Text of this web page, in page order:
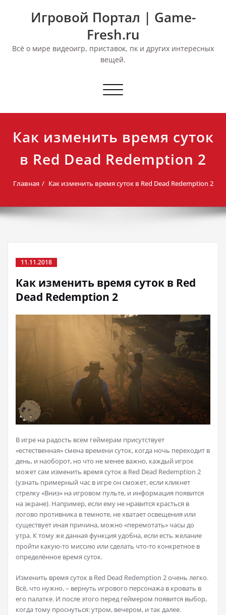
Игровой Портал | Game-
Fresh.ru
Всё о мире видеоигр, приставок, пк и других интересных
вещей.
Переключить
Как изменить время суток
в Red Dead Redemption 2
Главная Как изменить время суток в Red Dead Redemption 2
11.11.2018
Как изменить время суток в Red
Dead Redemption 2
В игре на радость всем геймерам присутствует
«естественная» смена времени суток, когда ночь переходит в
день, и наоборот, но что не менее важно, каждый игрок
может сам изменить время суток в Red Dead Redemption 2
(узнать примерный час в игре он сможет, если кликнет
стрелку «Вниз» на игровом пульте, и информация появится
на экране). Например, если ему не нравится красться в
логово противника в темноте, не хватает освещения или
существует иная причина, можно «перемотать» часы до
утра. К тому же данная функция удобна, если есть желание
пройти какую-то миссию или сделать что-то конкретное в
определённое время суток.
Изменить время суток в Red Dead Redemption 2 очень легко.
Всё, что нужно, – вернуть игрового персонажа в кровать в
его палатке. И после этого перед геймером появится выбор,
когда тому проснуться: утром, вечером, и так далее.